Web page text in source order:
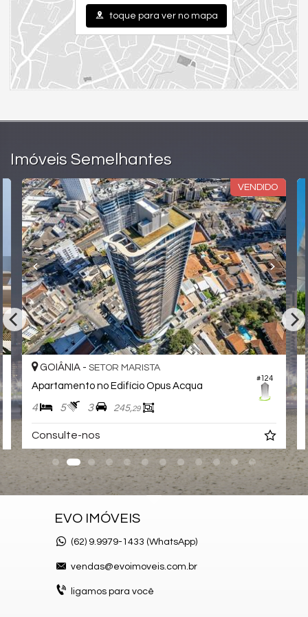
jogos, salão de festas, playground, brinquedoteca, espaço
gourmet, entre outros.
Ficha Técnica:
Incorporação e Construção: Loft Construtora e
Incorporadora Ltda e JFG Construções e Participações Ltda.
Projetos diversos, incluindo arquitetura, estrutura,
Endereço:
R. 1138, 201 - St. Marista, Goiânia - GO
Setor Marista
Goiânia /GO
ver mapa abaixo
toque para ver no mapa
Imóveis Semelhantes
VENDIDO
#124
GOIÂNIA -SETOR MARISTA
Apartamento no Edifício Opus Acqua
4 5 3 245,29
Consulte-nos
EVO IMÓVEIS
(62) 9.9979-1433 (WhatsApp)
vendas@evoimoveis.com.br
ligamos para você